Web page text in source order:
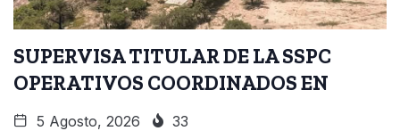
SUPERVISA TITULAR DE LA SSPC
OPERATIVOS COORDINADOS EN
5 Agosto, 2026 33